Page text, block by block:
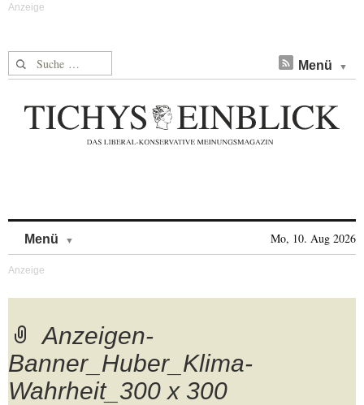
Suche nach: Menü
Menü Mo, 10. Aug 2026
Anzeigen-
Banner_Huber_Klima-
Wahrheit_300 x 300